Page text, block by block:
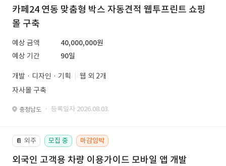
카페24 연동 맞춤형 박스 자동견적 웹투프린트 쇼핑
몰 구축
예상 금액
40,000,000원
예상 기간
90일
개발 · 디자인 · 기획
웹 외 2개
자사몰 구축
충청남도 · 등록일자 2026.08.03.
📔 외주 모집 중 마감임박
외국인 고객용 차량 이용가이드 모바일 앱 개발